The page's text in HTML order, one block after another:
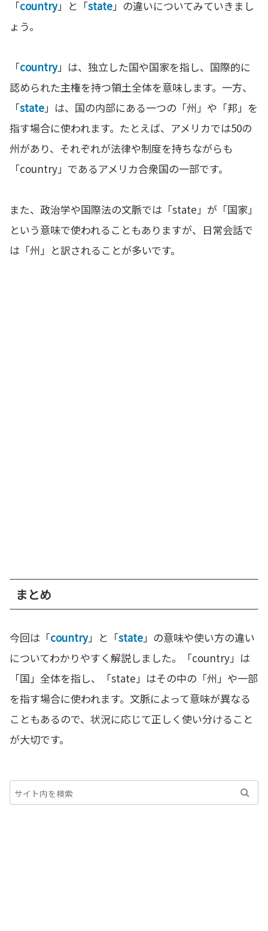
「country」と「state」の違いについてみていきまし
ょう。
「country」は、独立した国や国家を指し、国際的に
認められた主権を持つ領土全体を意味します。一方、
「state」は、国の内部にある一つの「州」や「邦」を
指す場合に使われます。たとえば、アメリカでは50の
州があり、それぞれが法律や制度を持ちながらも
「country」であるアメリカ合衆国の一部です。
また、政治学や国際法の文脈では「state」が「国家」
という意味で使われることもありますが、日常会話で
は「州」と訳されることが多いです。
まとめ
今回は「country」と「state」の意味や使い方の違い
についてわかりやすく解説しました。「country」は
「国」全体を指し、「state」はその中の「州」や一部
を指す場合に使われます。文脈によって意味が異なる
こともあるので、状況に応じて正しく使い分けること
が大切です。